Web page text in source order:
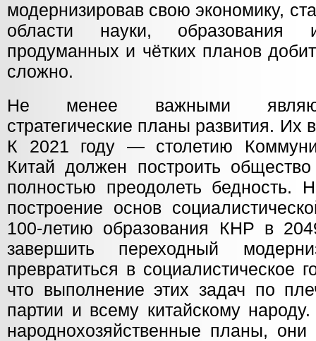
модернизировав свою экономику,
области науки, образования
продуманных и чётких планов
сложно.
Не менее важными
стратегические планы развития. Их
К 2021 году — столетию
Китай должен построить
полностью преодолеть бедность.
построение основ
100-летию образования КНР в
завершить переходный
превратиться в социалистическое
что выполнение этих задач по
партии и всему китайскому
народнохозяйственные планы,